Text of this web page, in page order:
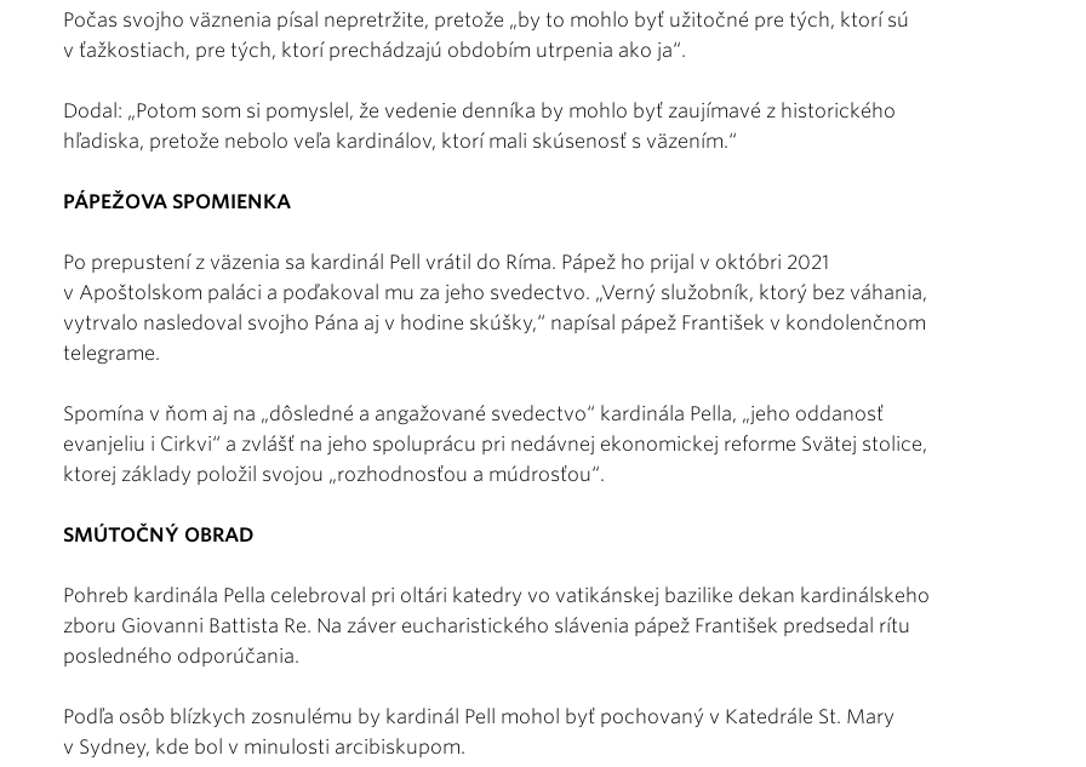
Počas svojho väznenia písal nepretržite, pretože „by to mohlo byť užitočné pre tých, ktorí sú
v ťažkostiach, pre tých, ktorí prechádzajú obdobím utrpenia ako ja“.
Dodal: „Potom som si pomyslel, že vedenie denníka by mohlo byť zaujímavé z historického
hľadiska, pretože nebolo veľa kardinálov, ktorí mali skúsenosť s väzením.“
PÁPEŽOVA SPOMIENKA
Po prepustení z väzenia sa kardinál Pell vrátil do Ríma. Pápež ho prijal v októbri 2021
v Apoštolskom paláci a poďakoval mu za jeho svedectvo. „Verný služobník, ktorý bez váhania,
vytrvalo nasledoval svojho Pána aj v hodine skúšky,“ napísal pápež František v kondolenčnom
telegrame.
Spomína v ňom aj na „dôsledné a angažované svedectvo“ kardinála Pella, „jeho oddanosť
evanjeliu i Cirkvi“ a zvlášť na jeho spoluprácu pri nedávnej ekonomickej reforme Svätej stolice,
ktorej základy položil svojou „rozhodnosťou a múdrosťou“.
SMÚTOČNÝ OBRAD
Pohreb kardinála Pella celebroval pri oltári katedry vo vatikánskej bazilike dekan kardinálskeho
zboru Giovanni Battista Re. Na záver eucharistického slávenia pápež František predsedal rítu
posledného odporúčania.
Podľa osôb blízkych zosnulému by kardinál Pell mohol byť pochovaný v Katedrále St. Mary
v Sydney, kde bol v minulosti arcibiskupom.